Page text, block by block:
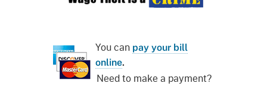
You can pay your bill
online.
Need to make a payment?